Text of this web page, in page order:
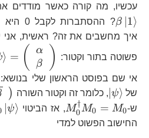
עכשיו, מה קורה כאשר מודדים
β 1⟩ ? ההסתברות לקבל 0 היא
איך מחשבים את זה? ראשית, אני
פשוטה בתור וקטור:
=\left(\begin{array}
{c} \alpha\\
\end{array}\right)
⟩ = (
α
β
)
אי שם בפוסט הראשון שלי
של
∣ψ⟩ , כלומר זה וקטור השורה )
ש-
M0
†M0 = M0 , אז הביטוי
\left\langle
∣ψ⟩
החישוב הפשוט למדי